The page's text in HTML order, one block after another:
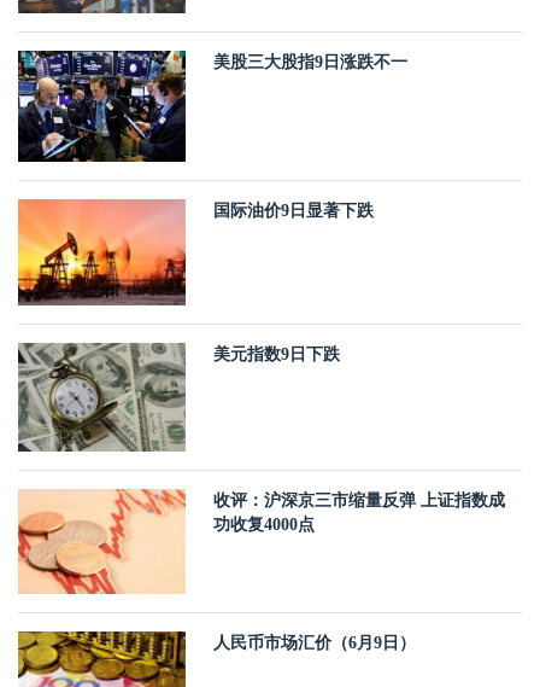
美股三大股指9日涨跌不一
国际油价9日显著下跌
美元指数9日下跌
收评：沪深京三市缩量反弹 上证指数成
功收复4000点
人民币市场汇价（6月9日）